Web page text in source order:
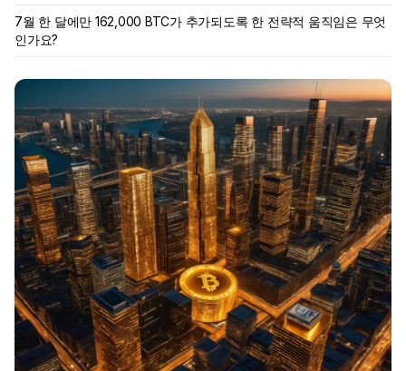
7월 한 달에만 162,000 BTC가 추가되도록 한 전략적 움직임은 무엇
인가요?